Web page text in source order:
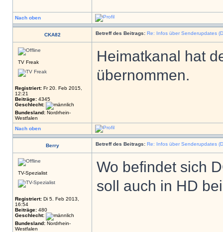
Nach oben
CKA82 Betreff des Beitrags: Re: Infos über Senderupdates
TV Freak
Registriert: Fr 20. Feb 2015,
12:21
Beiträge: 4345
Geschlecht:
Bundesland: Nordrhein-
Westfalen
Heimatkanal hat
übernommen.
Nach oben
Berry Betreff des Beitrags: Re: Infos über Senderupdates
TV-Spezialist
Registriert: Di 5. Feb 2013,
16:54
Beiträge: 480
Geschlecht:
Bundesland: Nordrhein-
Westfalen
Wo befindet sich
soll auch in HD